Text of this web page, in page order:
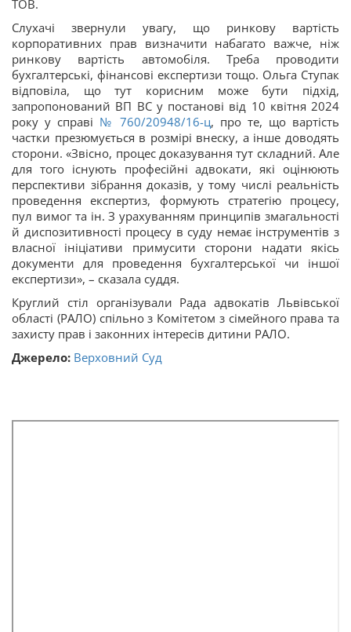
ТОВ.
Слухачі звернули увагу, що ринкову вартість
корпоративних прав визначити набагато важче, ніж
ринкову вартість автомобіля. Треба проводити
бухгалтерські, фінансові експертизи тощо. Ольга Ступак
відповіла, що тут корисним може бути підхід,
запропонований ВП ВС у постанові від 10 квітня 2024
року у справі № 760/20948/16-ц, про те, що вартість
частки презюмується в розмірі внеску, а інше доводять
сторони. «Звісно, процес доказування тут складний. Але
для того існують професійні адвокати, які оцінюють
перспективи зібрання доказів, у тому числі реальність
проведення експертиз, формують стратегію процесу,
пул вимог та ін. З урахуванням принципів змагальності
й диспозитивності процесу в суду немає інструментів з
власної ініціативи примусити сторони надати якісь
документи для проведення бухгалтерської чи іншої
експертизи», – сказала суддя.
Круглий стіл організували Рада адвокатів Львівської
області (РАЛО) спільно з Комітетом з сімейного права та
захисту прав і законних інтересів дитини РАЛО.
Джерело: Верховний Суд